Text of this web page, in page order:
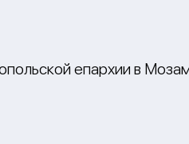
епархии в